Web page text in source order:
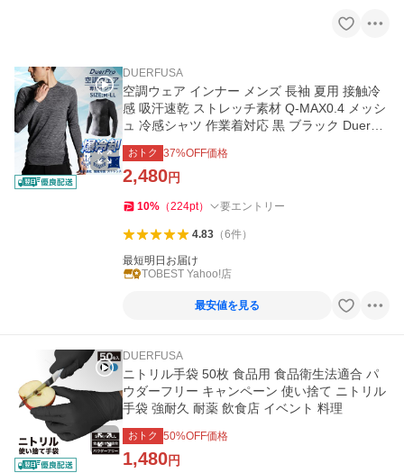
DUERFUSA
空調ウェア インナー メンズ 長袖 夏用 接触冷
感 吸汗速乾 ストレッチ素材 Q-MAX0.4 メッシ
ュ 冷感シャツ 作業着対応 黒 ブラック DuerPr
o
おトク 37%OFF価格
2,480円
10% （224pt） 要エントリー
4.83（6件）
最短明日お届け
TOBEST Yahoo!店
最安値を見る
DUERFUSA
ニトリル手袋 50枚 食品用 食品衛生法適合 パ
ウダーフリー キャンペーン 使い捨て ニトリル
手袋 強耐久 耐薬 飲食店 イベント 料理
おトク 50%OFF価格
1,480円